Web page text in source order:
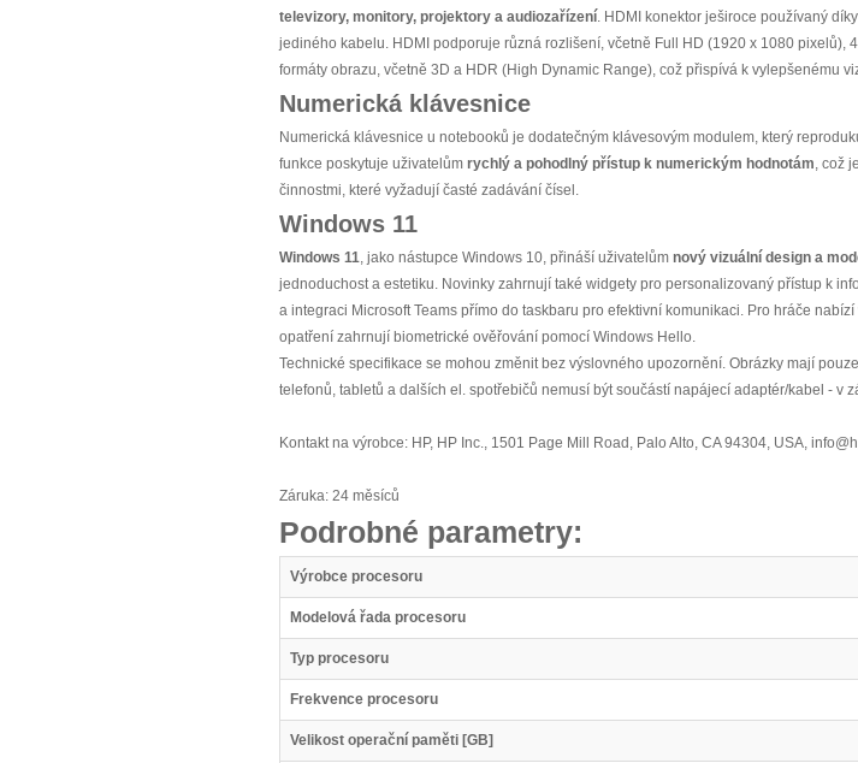
televizory, monitory, projektory a audiozařízení. HDMI konektor ješiroce používaný
jediného kabelu. HDMI podporuje různá rozlišení, včetně Full HD (1920 x 1080 pixelů),
formáty obrazu, včetně 3D a HDR (High Dynamic Range), což přispívá k vylepšenému
Numerická klávesnice
Numerická klávesnice u notebooků je dodatečným klávesovým modulem, který
funkce poskytuje uživatelům rychlý a pohodlný přístup k numerickým hodnotám, což
činnostmi, které vyžadují časté zadávání čísel.
Windows 11
Windows 11, jako nástupce Windows 10, přináší uživatelům nový vizuální design a
jednoduchost a estetiku. Novinky zahrnují také widgety pro personalizovaný přístup k
a integraci Microsoft Teams přímo do taskbaru pro efektivní komunikaci. Pro hráče
opatření zahrnují biometrické ověřování pomocí Windows Hello.
Technické specifikace se mohou změnit bez výslovného upozornění. Obrázky mají
telefonů, tabletů a dalších el. spotřebičů nemusí být součástí napájecí adaptér/kabel - v
Kontakt na výrobce: HP, HP Inc., 1501 Page Mill Road, Palo Alto, CA 94304, USA,
Záruka: 24 měsíců
Podrobné parametry:
Výrobce procesoru
Modelová řada procesoru
Typ procesoru
Frekvence procesoru
Velikost operační paměti [GB]